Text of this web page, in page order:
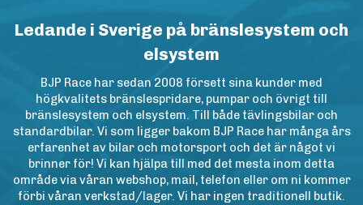
Ledande i Sverige på bränslesystem och
elsystem
BJP Race har sedan 2008 försett sina kunder med
högkvalitets bränslespridare, pumpar och övrigt till
bränslesystem och elsystem. Till både tävlingsbilar och
standardbilar. Vi som ligger bakom BJP Race har många års
erfarenhet av bilar och motorsport och det är något vi
brinner för! Vi kan hjälpa till med det mesta inom detta
område via våran webshop, mail, telefon eller om ni kommer
förbi våran verkstad/lager. Vi har ingen traditionell butik.